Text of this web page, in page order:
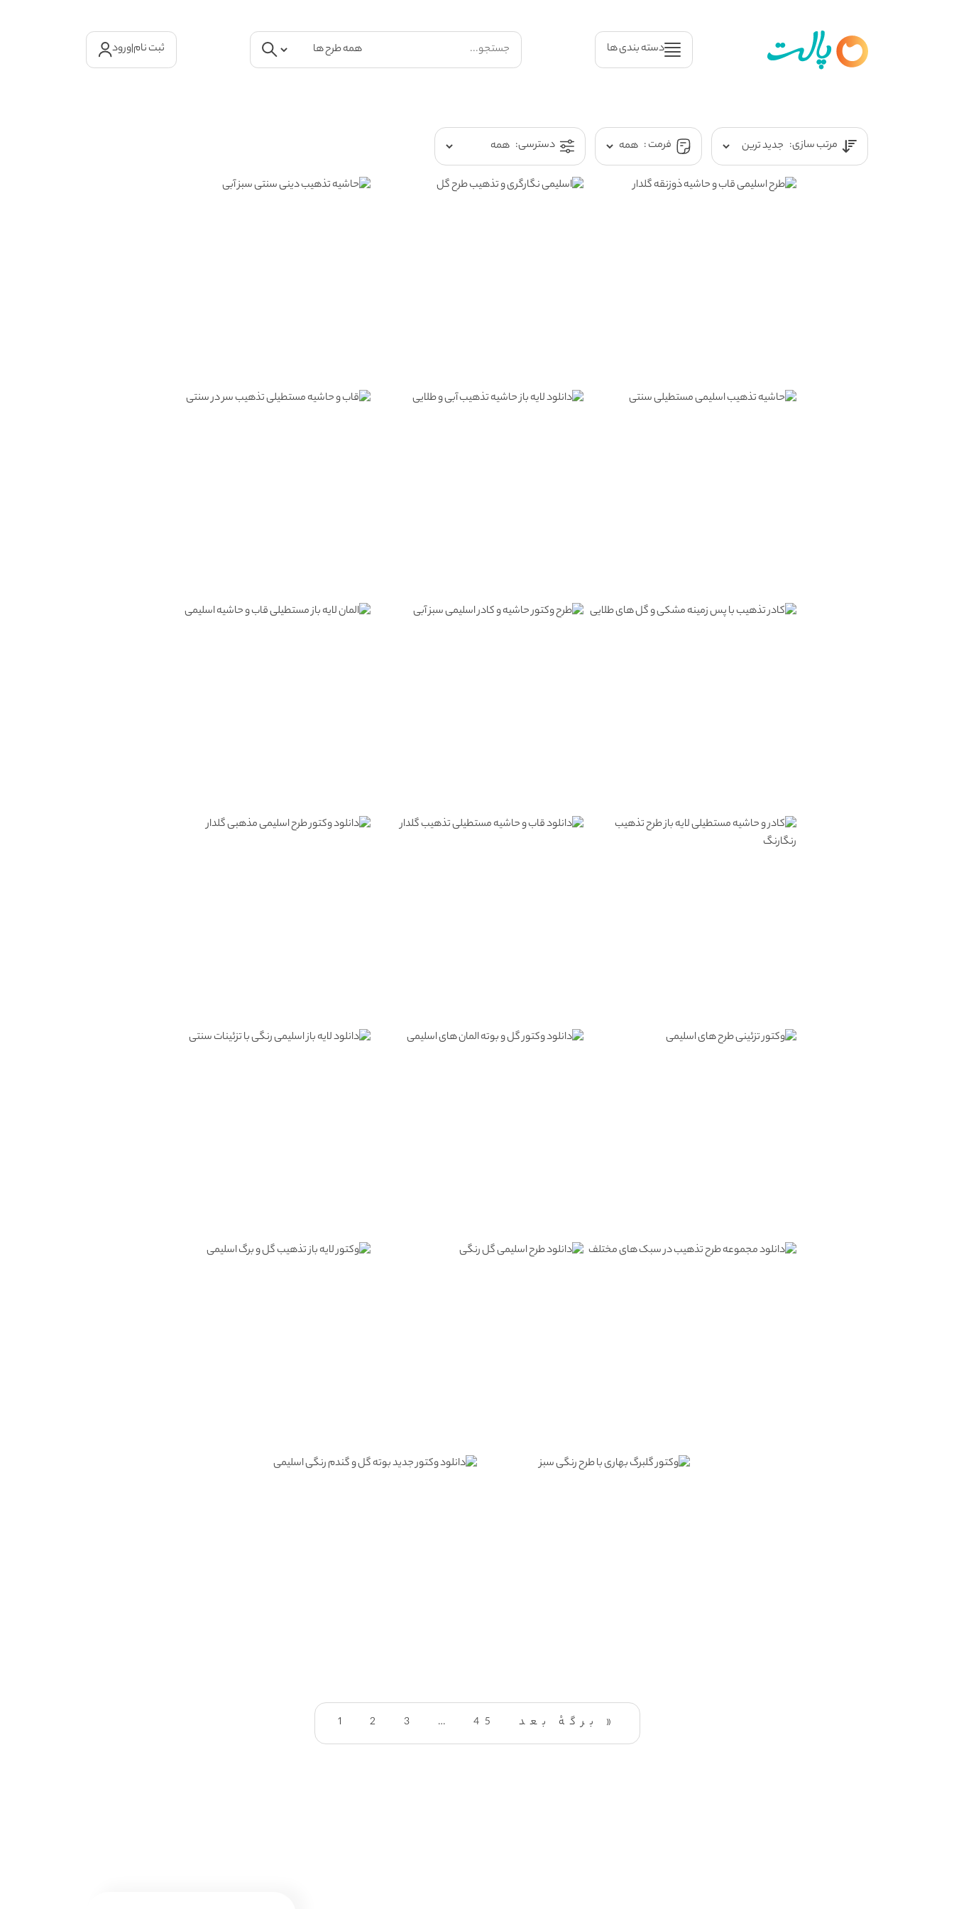
دسته بندی ها ثبت نام|ورود
مرتب سازی: فرمت : دسترسی:
1 2 3 … 45 برگهٔ بعد »